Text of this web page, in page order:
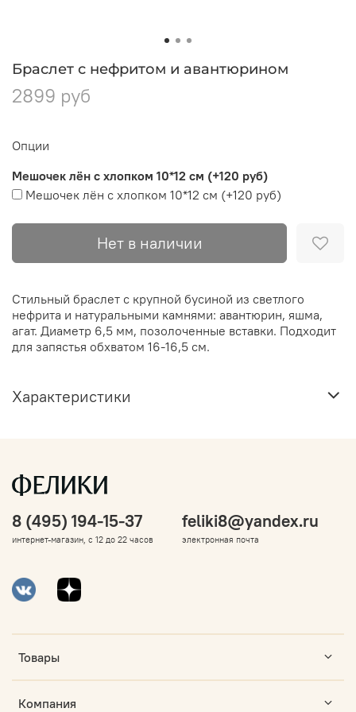
Браслет с нефритом и авантюрином
2899 руб
Нет в наличии
Опции
Мешочек лён с хлопком 10*12 см (+120 руб)
Мешочек лён с хлопком 10*12 см (+120 руб)
Стильный браслет с крупной бусиной из светлого
нефрита и натуральными камнями: авантюрин, яшма,
агат. Диаметр 6,5 мм, позолоченные вставки. Подходит
для запястья обхватом 16-16,5 см.
Характеристики
Товары
Компания
8 (495) 194-15-37
интернет-магазин, с 12 до 22 часов
feliki8@yandex.ru
электронная почта